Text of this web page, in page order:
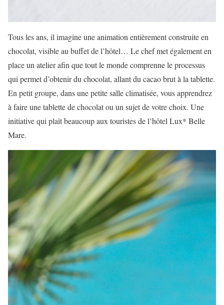
Tous les ans, il imagine une animation entièrement construite en
chocolat, visible au buffet de l’hôtel… Le chef met également en
place un atelier afin que tout le monde comprenne le processus
qui permet d’obtenir du chocolat, allant du cacao brut à la tablette.
En petit groupe, dans une petite salle climatisée, vous apprendrez
à faire une tablette de chocolat ou un sujet de votre choix. Une
initiative qui plaît beaucoup aux touristes de l’hôtel Lux* Belle
Mare.